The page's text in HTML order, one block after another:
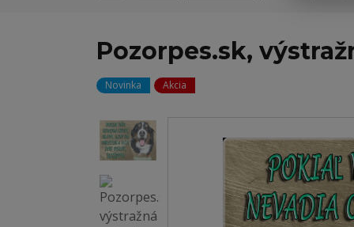
Pozorpes.sk,
Novinka Akcia